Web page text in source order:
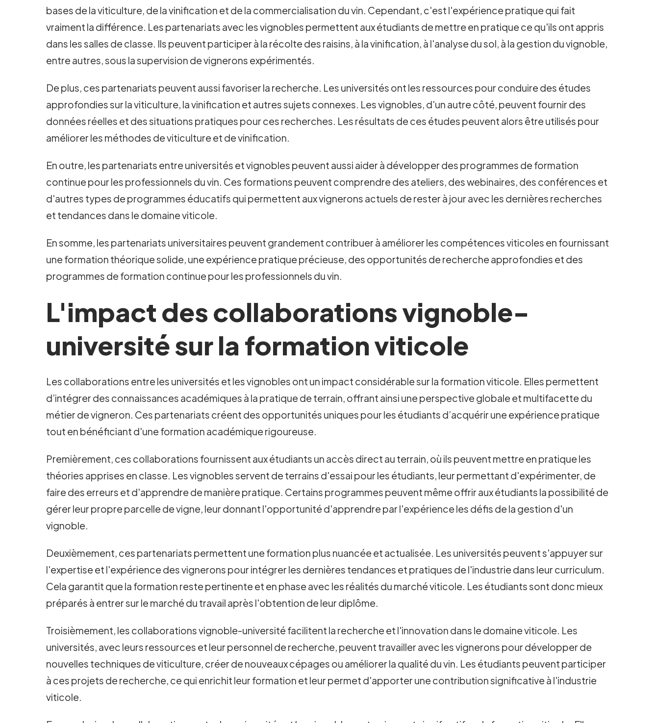
bases de la viticulture, de la vinification et de la commercialisation du vin. Cependant, c'est l'expérience pratique qui fait
vraiment la différence. Les partenariats avec les vignobles permettent aux étudiants de mettre en pratique ce qu'ils ont appris
dans les salles de classe. Ils peuvent participer à la récolte des raisins, à la vinification, à l'analyse du sol, à la gestion du vignoble,
entre autres, sous la supervision de vignerons expérimentés.
De plus, ces partenariats peuvent aussi favoriser la recherche. Les universités ont les ressources pour conduire des études
approfondies sur la viticulture, la vinification et autres sujets connexes. Les vignobles, d'un autre côté, peuvent fournir des
données réelles et des situations pratiques pour ces recherches. Les résultats de ces études peuvent alors être utilisés pour
améliorer les méthodes de viticulture et de vinification.
En outre, les partenariats entre universités et vignobles peuvent aussi aider à développer des programmes de formation
continue pour les professionnels du vin. Ces formations peuvent comprendre des ateliers, des webinaires, des conférences et
d'autres types de programmes éducatifs qui permettent aux vignerons actuels de rester à jour avec les dernières recherches
et tendances dans le domaine viticole.
En somme, les partenariats universitaires peuvent grandement contribuer à améliorer les compétences viticoles en fournissant
une formation théorique solide, une expérience pratique précieuse, des opportunités de recherche approfondies et des
programmes de formation continue pour les professionnels du vin.
L'impact des collaborations vignoble-
université sur la formation viticole
Les collaborations entre les universités et les vignobles ont un impact considérable sur la formation viticole. Elles permettent
d’intégrer des connaissances académiques à la pratique de terrain, offrant ainsi une perspective globale et multifacette du
métier de vigneron. Ces partenariats créent des opportunités uniques pour les étudiants d’acquérir une expérience pratique
tout en bénéficiant d'une formation académique rigoureuse.
Premièrement, ces collaborations fournissent aux étudiants un accès direct au terrain, où ils peuvent mettre en pratique les
théories apprises en classe. Les vignobles servent de terrains d'essai pour les étudiants, leur permettant d'expérimenter, de
faire des erreurs et d'apprendre de manière pratique. Certains programmes peuvent même offrir aux étudiants la possibilité de
gérer leur propre parcelle de vigne, leur donnant l'opportunité d'apprendre par l'expérience les défis de la gestion d'un
vignoble.
Deuxièmement, ces partenariats permettent une formation plus nuancée et actualisée. Les universités peuvent s'appuyer sur
l'expertise et l'expérience des vignerons pour intégrer les dernières tendances et pratiques de l'industrie dans leur curriculum.
Cela garantit que la formation reste pertinente et en phase avec les réalités du marché viticole. Les étudiants sont donc mieux
préparés à entrer sur le marché du travail après l'obtention de leur diplôme.
Troisièmement, les collaborations vignoble-université facilitent la recherche et l'innovation dans le domaine viticole. Les
universités, avec leurs ressources et leur personnel de recherche, peuvent travailler avec les vignerons pour développer de
nouvelles techniques de viticulture, créer de nouveaux cépages ou améliorer la qualité du vin. Les étudiants peuvent participer
à ces projets de recherche, ce qui enrichit leur formation et leur permet d'apporter une contribution significative à l'industrie
viticole.